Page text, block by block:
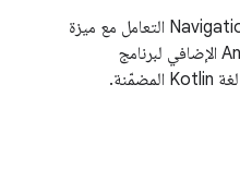
يمكن الآن لأداة Navigation Safe Args التعامل مع ميزة
الإصدار 9.0 من "مكوّن Android الإضافي لبرنامج
Gradle" التي تتيح استخدام لغة Kotlin المضمّنة.